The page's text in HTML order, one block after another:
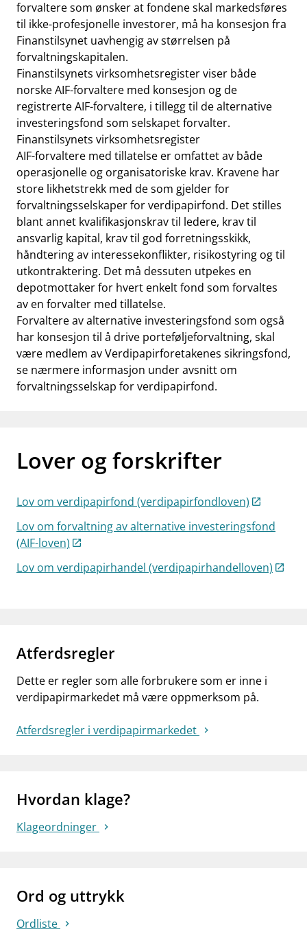
forvaltere som ønsker at fondene skal markedsføres
til ikke-profesjonelle investorer, må ha konsesjon fra
Finanstilsynet uavhengig av størrelsen på
forvaltningskapitalen.
Finanstilsynets virksomhetsregister viser både
norske AIF-forvaltere med konsesjon og de
registrerte AIF-forvaltere, i tillegg til de alternative
investeringsfond som selskapet forvalter.
Finanstilsynets virksomhetsregister
AIF-forvaltere med tillatelse er omfattet av både
operasjonelle og organisatoriske krav. Kravene har
store likhetstrekk med de som gjelder for
forvaltningsselskaper for verdipapirfond. Det stilles
blant annet kvalifikasjonskrav til ledere, krav til
ansvarlig kapital, krav til god forretningsskikk,
håndtering av interessekonflikter, risikostyring og til
utkontraktering. Det må dessuten utpekes en
depotmottaker for hvert enkelt fond som forvaltes
av en forvalter med tillatelse.
Forvaltere av alternative investeringsfond som også
har konsesjon til å drive porteføljeforvaltning, skal
være medlem av Verdipapirforetakenes sikringsfond,
se nærmere informasjon under avsnitt om
forvaltningsselskap for verdipapirfond.
Lover og forskrifter
Lov om verdipapirfond (verdipapirfondloven)
Lov om forvaltning av alternative investeringsfond
(AIF-loven)
Lov om verdipapirhandel (verdipapirhandelloven)
Atferdsregler
Dette er regler som alle forbrukere som er inne i
verdipapirmarkedet må være oppmerksom på.
Atferdsregler i verdipapirmarkedet
Hvordan klage?
Klageordninger
Ord og uttrykk
Ordliste